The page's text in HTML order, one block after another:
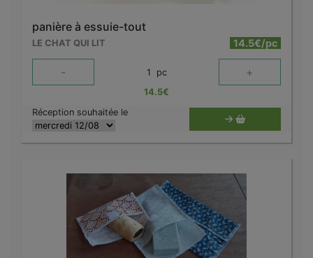
panière à essuie-tout
LE CHAT QUI LIT 14.5€/pc
- 1 pc +
14.5€
Réception souhaitée le